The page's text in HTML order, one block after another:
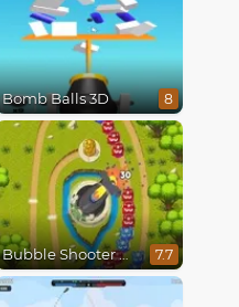
Bomb Balls 3D 8
Bubble Shooter Online 7.7